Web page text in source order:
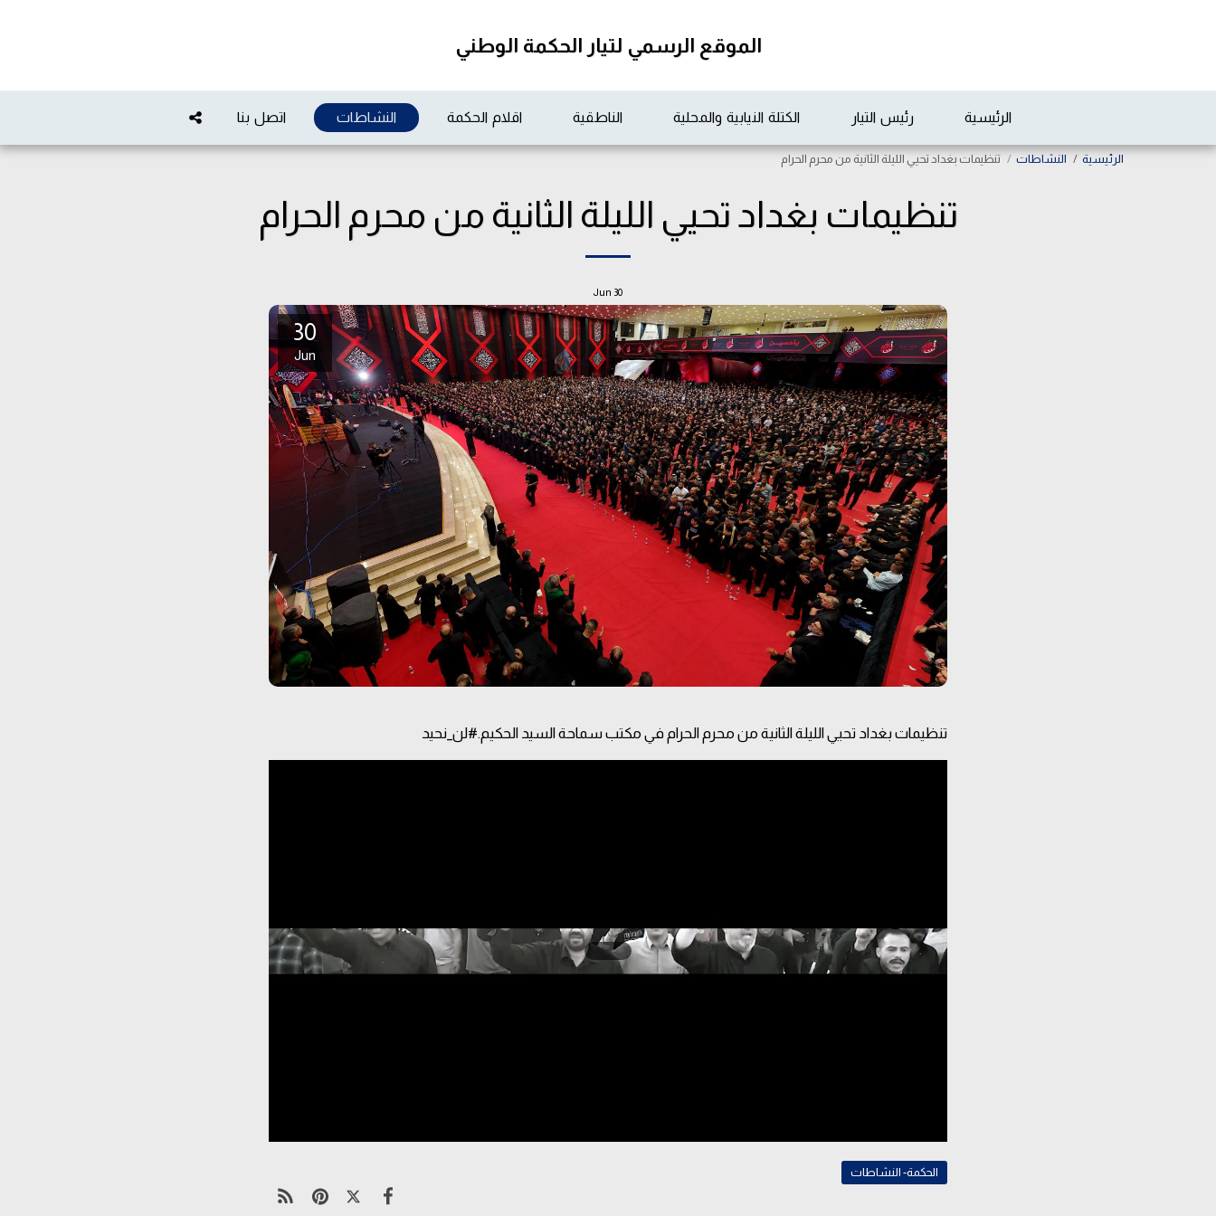
الموقع الرسمي لتيار الحكمة الوطني
الرئيسية رئيس التيار الكتلة النيابية والمحلية الناطقية اقلام الحكمة النشاطات اتصل بنا
الرئيسية النشاطات تنظيمات بغداد تحيي الليلة الثانية من محرم الحرام
تنظيمات بغداد تحيي الليلة الثانية من محرم الحرام
30
Jun
30
Jun
تنظيمات بغداد تحيي الليلة الثانية من محرم الحرام في مكتب سماحة السيد الحكيم.#لن_نحيد
الحكمة- النشاطات